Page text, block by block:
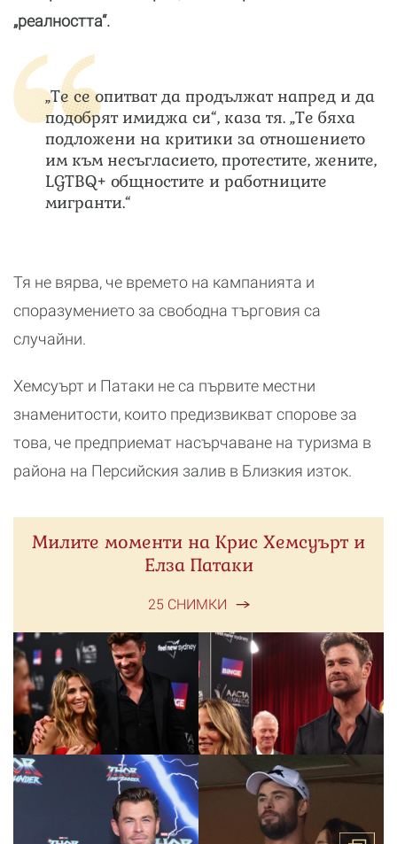
„реалността“.
„Те се опитват да продължат напред и да
подобрят имиджа си“, каза тя. „Те бяха
подложени на критики за отношението
им към несъгласието, протестите, жените,
LGTBQ+ общностите и работниците
мигранти.“
Тя не вярва, че времето на кампанията и
споразумението за свободна търговия са
случайни.
Хемсуърт и Патаки не са първите местни
знаменитости, които предизвикват спорове за
това, че предприемат насърчаване на туризма в
района на Персийския залив в Близкия изток.
Милите моменти на Крис Хемсуърт и
Елза Патаки
25 СНИМКИ